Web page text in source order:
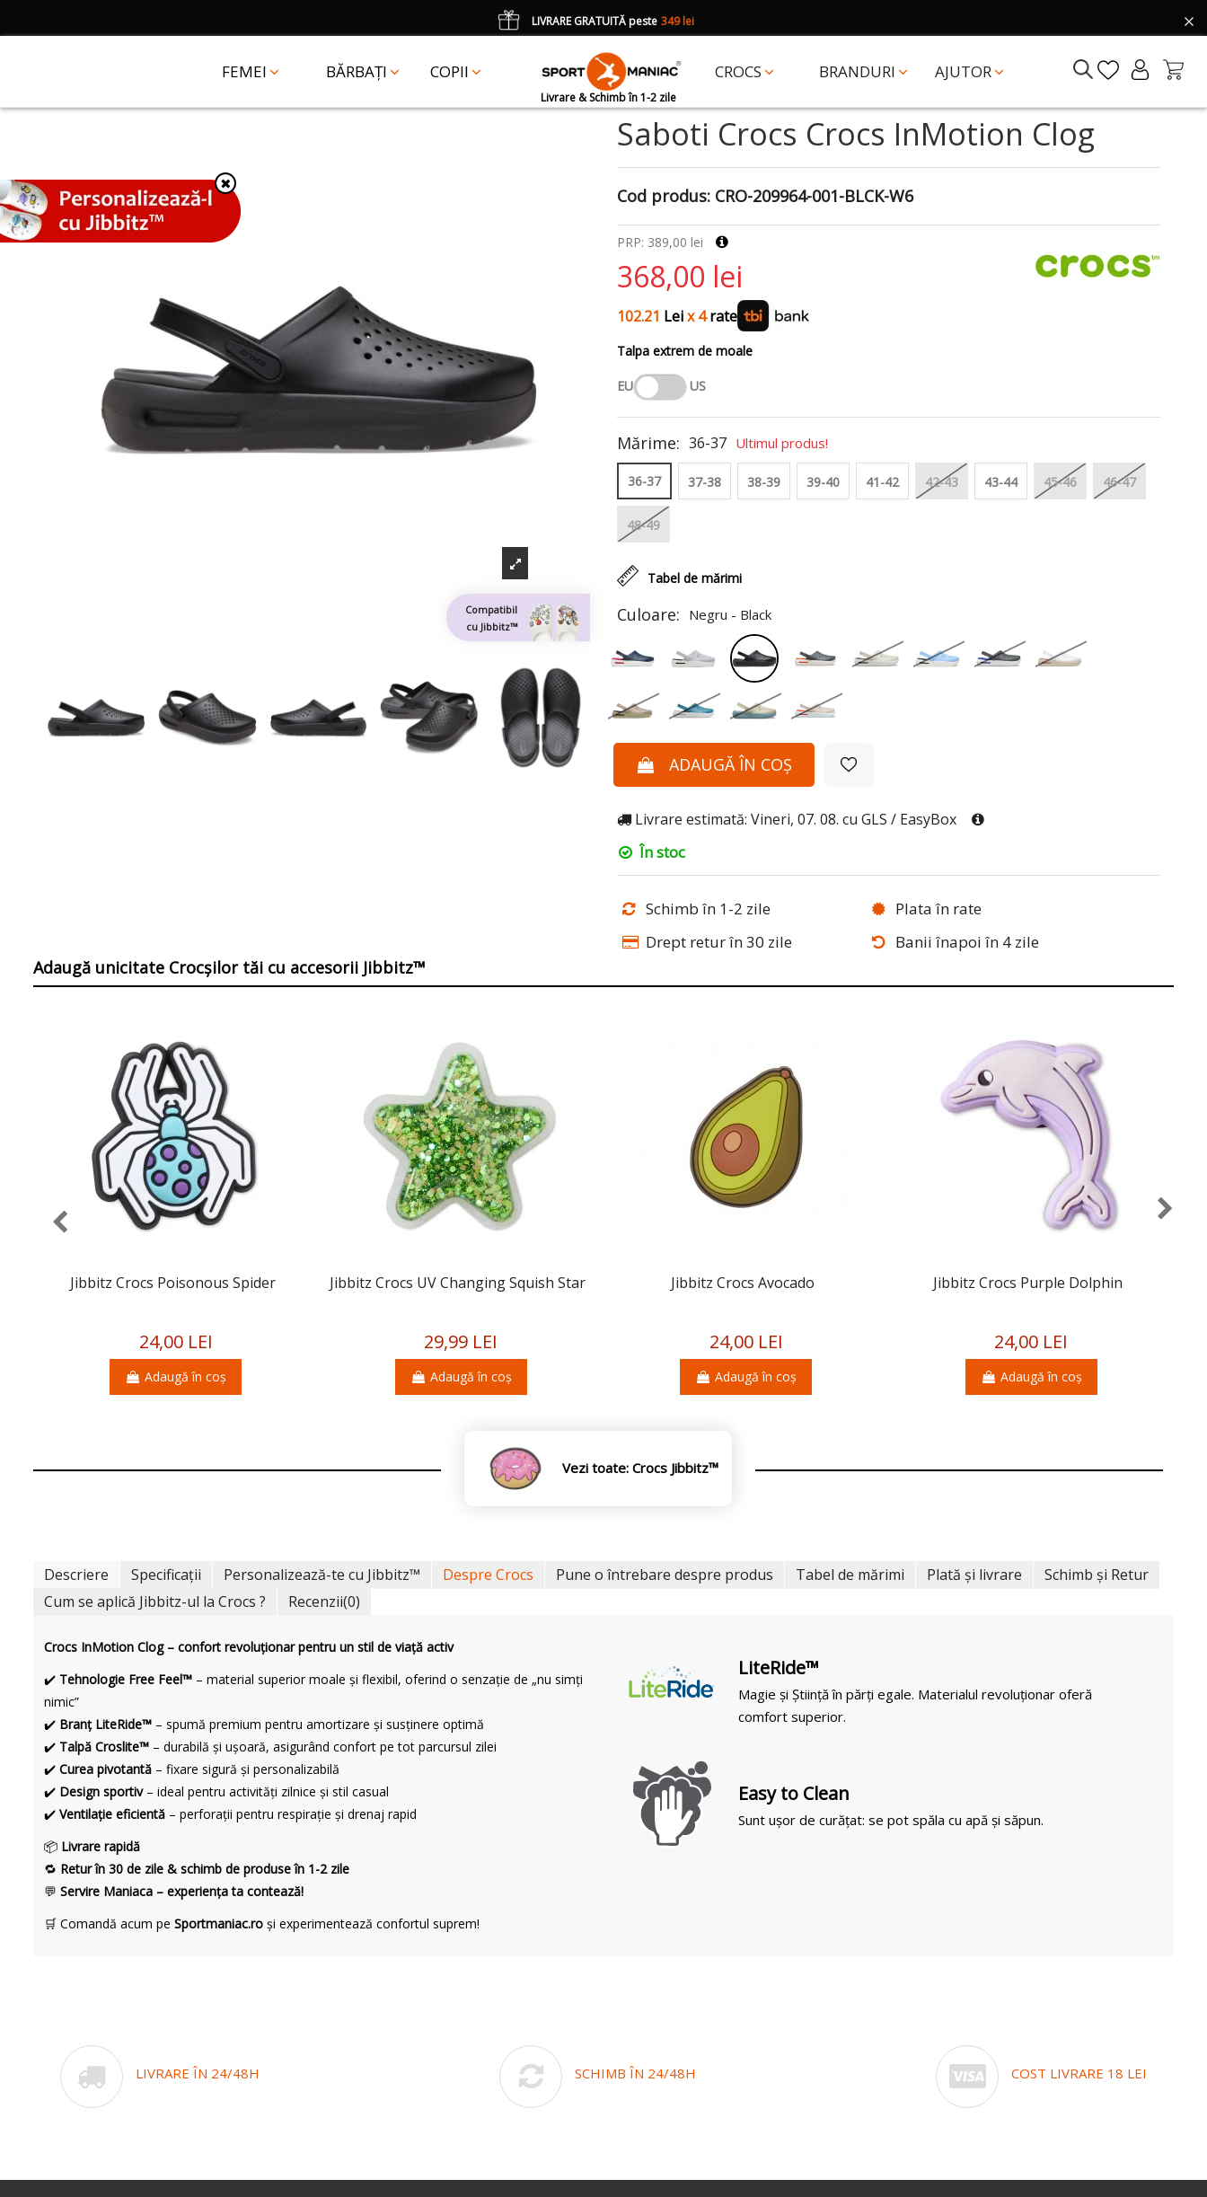
FEMEI BĂRBAȚI COPII CROCS BRANDURI AJUTOR
Livrare & Schimb în 1-2 zile
LIVRARE GRATUITĂ peste 349 lei
CADOUun accesoriu Crocs Jibbitz în val. de 25 lei cu codul: JIBBITZ
✖
Compatibil
cu Jibbitz™
Saboti Crocs Crocs InMotion Clog
Cod produs: CRO-209964-001-BLCK-W6
PRP: 389,00 lei
368,00 lei
102.21 Leix 4rate
Talpa extrem de moale
EU US
Culoare: Negru - Black
Tabel de mărimi
Mărime: 36-37 Ultimul produs!
36-37 37-38 38-39 39-40 41-42 42-43 43-44 45-46 46-47
48-49
ADAUGĂ ÎN COȘ
Livrare estimată: Vineri, 07. 08. cu GLS / EasyBox
În stoc
Schimb în 1-2 zile
Plata în rate
Drept retur în 30 zile
Banii înapoi în 4 zile
Adaugă unicitate Crocșilor tăi cu accesorii Jibbitz™
Jibbitz Crocs Poisonous Spider
24,00 LEI
Adaugă în coș
Jibbitz Crocs UV Changing Squish Star
29,99 LEI
Adaugă în coș
Jibbitz Crocs Avocado
24,00 LEI
Adaugă în coș
Jibbitz Crocs Purple Dolphin
24,00 LEI
Adaugă în coș
Vezi toate: Crocs Jibbitz™
Descriere Specificații Personalizează-te cu Jibbitz™ Despre Crocs Pune o întrebare despre produs Tabel de mărimi Plată și livrare
Schimb și Retur
Cum se aplică Jibbitz-ul la Crocs ?
Recenzii(0)
Crocs InMotion Clog – confort revoluționar pentru un stil de viață activ
✔️ Tehnologie Free Feel™ – material superior moale și flexibil, oferind o senzație de „nu simți
nimic”
✔️ Branț LiteRide™ – spumă premium pentru amortizare și susținere optimă
✔️ Talpă Croslite™ – durabilă și ușoară, asigurând confort pe tot parcursul zilei
✔️ Curea pivotantă – fixare sigură și personalizabilă
✔️ Design sportiv– ideal pentru activități zilnice și stil casual
✔️ Ventilație eficientă – perforații pentru respirație și drenaj rapid
📦 Livrare rapidă
🔁 Retur în 30 de zile & schimb de produse în 1-2 zile
💬 Servire Maniaca – experiența ta contează!
🛒 Comandă acum pe Sportmaniac.ro și experimentează confortul suprem!
LiteRide™
Magie și Știință în părți egale. Materialul revoluționar oferă
comfort superior.
Easy to Clean
Sunt ușor de curățat: se pot spăla cu apă și săpun.
LIVRARE ÎN 24/48H SCHIMB ÎN 24/48H COST LIVRARE 18 LEI